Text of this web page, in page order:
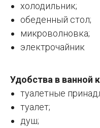
холодильник;
обеденный стол;
микроволновка;
электрочайник
Удобства в ванной
туалетные
туалет;
душ;